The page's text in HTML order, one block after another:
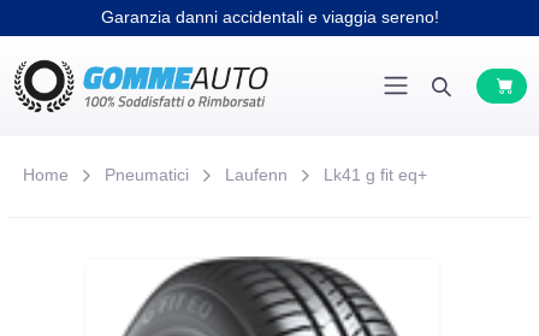
Garanzia danni accidentali e viaggia sereno!
Home Pneumatici Laufenn Lk41 g fit eq+